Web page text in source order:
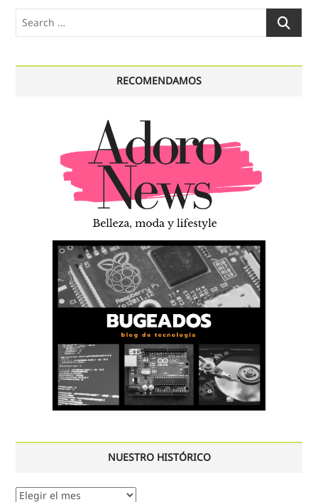
Search
RECOMENDAMOS
NUESTRO HISTÓRICO
Nuestro